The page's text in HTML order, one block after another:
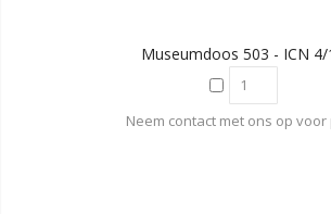
Museumdoos 503 - ICN 4/
Neem contact met ons op voor